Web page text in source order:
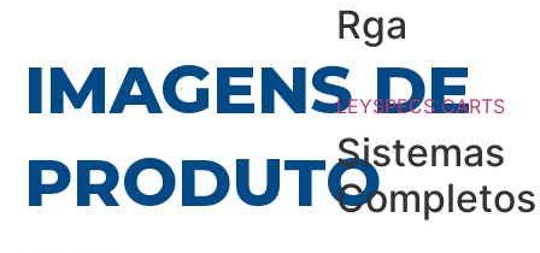
Rga
LEYSPECS CARTS
Sistemas
Completos
IMAGENS DE
PRODUTO